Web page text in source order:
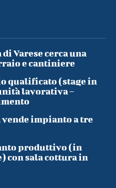
Varese cerca una
e cantiniere
qualificato (stage in
lavorativa –
impianto a tre
produttivo (in
con sala cottura in